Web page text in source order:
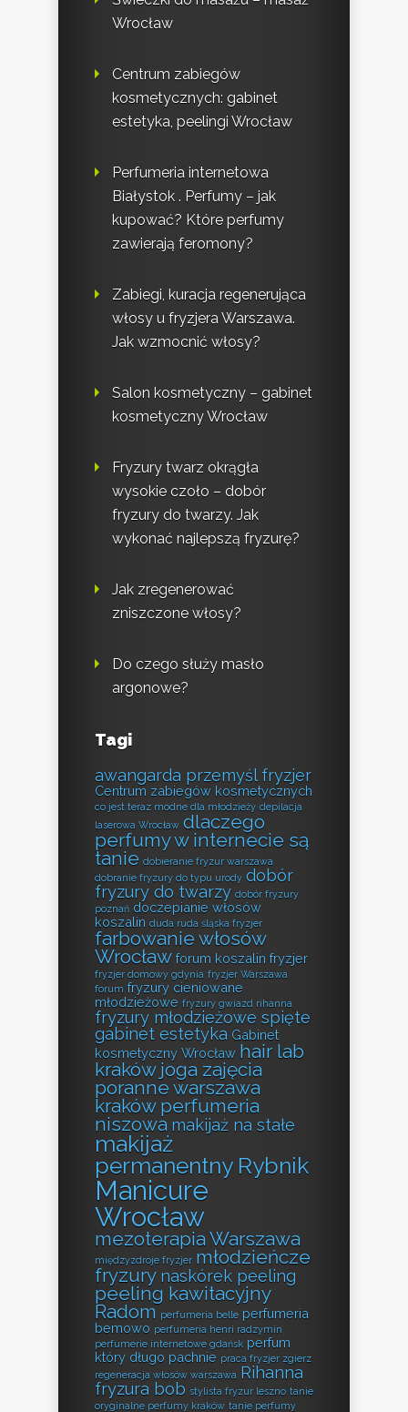
Wrocław
Centrum zabiegów
kosmetycznych: gabinet
estetyka, peelingi Wrocław
Perfumeria internetowa
Białystok . Perfumy – jak
kupować? Które perfumy
zawierają feromony?
Zabiegi, kuracja regenerująca
włosy u fryzjera Warszawa.
Jak wzmocnić włosy?
Salon kosmetyczny – gabinet
kosmetyczny Wrocław
Fryzury twarz okrągła
wysokie czoło – dobór
fryzury do twarzy. Jak
wykonać najlepszą fryzurę?
Jak zregenerować
zniszczone włosy?
Do czego służy masło
argonowe?
Tagi
awangarda przemyśl fryzjer
Centrum zabiegów kosmetycznych
co jest teraz modne dla młodzieży depilacja
laserowa Wrocław dlaczego
perfumy w internecie są
tanie dobieranie fryzur warszawa
dobranie fryzury do typu urody dobór
fryzury do twarzy dobór fryzury
poznań doczepianie włosów
koszalin duda ruda śląska fryzjer
farbowanie włosów
Wrocław forum koszalin fryzjer
fryzjer domowy gdynia fryzjer Warszawa
forum fryzury cieniowane
młodzieżowe fryzury gwiazd rihanna
fryzury młodzieżowe spięte
gabinet estetyka Gabinet
kosmetyczny Wrocław hair lab
kraków joga zajęcia
poranne warszawa
kraków perfumeria
niszowa makijaż na stałe
makijaż
permanentny Rybnik
Manicure
Wrocław
mezoterapia Warszawa
międzyzdroje fryzjer młodzieńcze
fryzury naskórek peeling
peeling kawitacyjny
Radom perfumeria belle perfumeria
bemowo perfumeria henri radzymin
perfumerie internetowe gdańsk perfum
który długo pachnie praca fryzjer zgierz
regeneracja włosów warszawa Rihanna
fryzura bob stylista fryzur leszno tanie
oryginalne perfumy kraków tanie perfumy